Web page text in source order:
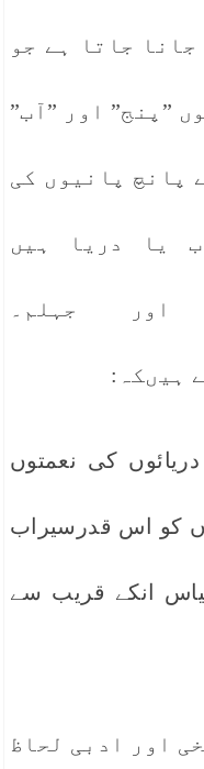
جانا جاتا ہے جو
”پنج” اور ”آب”
پانچ پانیوں کی
یا دریا ہیں
اور جہلم۔
ہیںکہ:
کی نعمتوں
کو اس قدرسیراب
انکے قریب سے
اور ادبی لحاظ